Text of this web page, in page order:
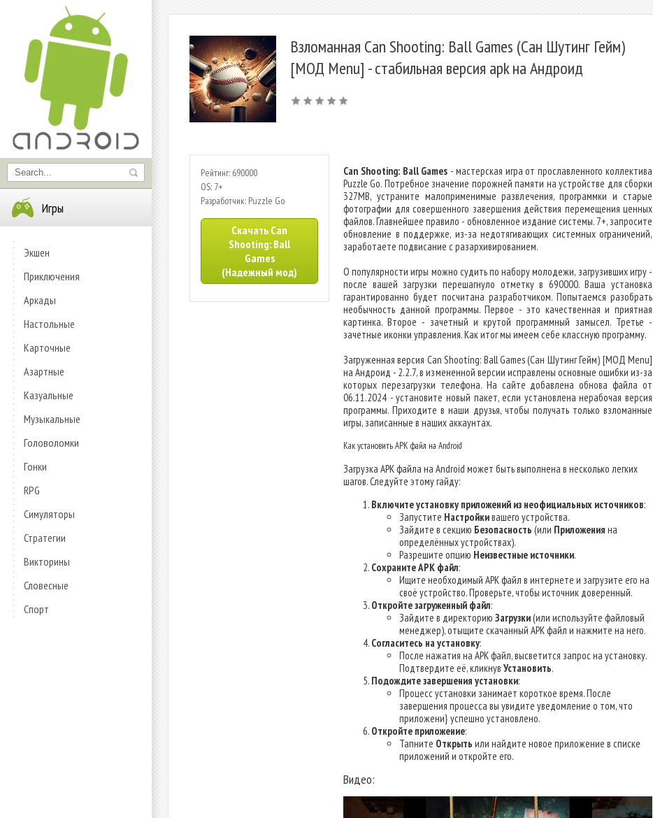
Игры
Экшен
Приключения
Аркады
Настольные
Карточные
Азартные
Казуальные
Музыкальные
Головоломки
Гонки
RPG
Симуляторы
Стратегии
Викторины
Словесные
Спорт
Взломанная Can Shooting: Ball Games (Сан Шутинг Гейм)
[МОД Menu] - стабильная версия apk на Андроид
Рейтинг: 690000
OS: 7+
Разработчик: Puzzle Go
Скачать Can
Shooting: Ball
Games
(Надежный мод)
Can Shooting: Ball Games - мастерская игра от прославленного коллектива
Puzzle Go. Потребное значение порожней памяти на устройстве для сборки
327MB, устраните малоприменимые развлечения, программки и старые
фотографии для совершенного завершения действия перемещения ценных
файлов. Главнейшее правило - обновленное издание системы. 7+, запросите
обновление в поддержке, из-за недотягивающих системных ограничений,
заработаете подвисание с разархивированием.
О популярности игры можно судить по набору молодежи, загрузивших игру -
после вашей загрузки перешагнуло отметку в 690000. Ваша установка
гарантированно будет посчитана разработчиком. Попытаемся разобрать
необычность данной программы. Первое - это качественная и приятная
картинка. Второе - зачетный и крутой программный замысел. Третье -
зачетные иконки управления. Как итог мы имеем себе классную программу.
Загруженная версия Can Shooting: Ball Games (Сан Шутинг Гейм) [МОД Menu]
на Андроид - 2.2.7, в измененной версии исправлены основные ошибки из-за
которых перезагрузки телефона. На сайте добавлена обнова файла от
06.11.2024 - установите новый пакет, если установлена нерабочая версия
программы. Приходите в наши друзья, чтобы получать только взломанные
игры, записанные в наших аккаунтах.
Как установить APK файл на Android
Загрузка APK файла на Android может быть выполнена в несколько легких
шагов. Следуйте этому гайду:
Включите установку приложений из неофициальных источников:
Запустите Настройкивашего устройства.
Зайдите в секцию Безопасность (или Приложения на
определённых устройствах).
Разрешите опцию Неизвестные источники.
Сохраните APK файл:
Ищите необходимый APK файл в интернете и загрузите его на
своё устройство. Проверьте, чтобы источник доверенный.
Откройте загруженный файл:
Зайдите в директорию Загрузки(или используйте файловый
менеджер), отыщите скачанный APK файл и нажмите на него.
Согласитесь на установку:
После нажатия на APK файл, высветится запрос на установку.
Подтвердите её, кликнув Установить.
Подождите завершения установки:
Процесс установки занимает короткое время. После
завершения процесса вы увидите уведомление о том, что
приложени} успешно установлено.
Откройте приложение:
Тапните Открыть или найдите новое приложение в списке
приложений и откройте его.
Видео: